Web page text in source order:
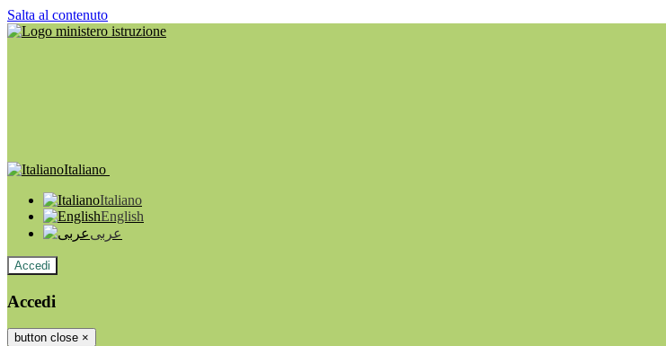
Salta al contenuto
Italiano
Italiano
English
عربى
Accedi
Accedi
button close ×